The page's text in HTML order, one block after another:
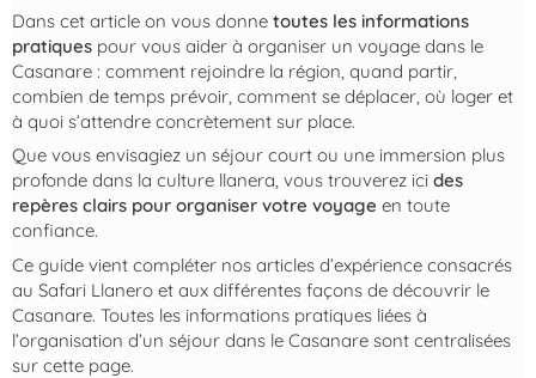
Dans cet article on vous donne toutes les informations
pratiques pour vous aider à organiser un voyage dans le
Casanare : comment rejoindre la région, quand partir,
combien de temps prévoir, comment se déplacer, où loger et
à quoi s’attendre concrètement sur place.
Que vous envisagiez un séjour court ou une immersion plus
profonde dans la culture llanera, vous trouverez ici des
repères clairs pour organiser votre voyage en toute
confiance.
Ce guide vient compléter nos articles d’expérience consacrés
au Safari Llanero et aux différentes façons de découvrir le
Casanare. Toutes les informations pratiques liées à
l’organisation d’un séjour dans le Casanare sont centralisées
sur cette page.